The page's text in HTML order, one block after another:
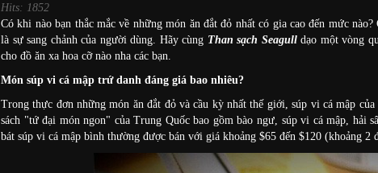
Hits: 1852
Có khi nào bạn thắc mắc về những món ăn đắt đỏ nhất có gia cao đến mức
là sự sang chảnh của người dùng. Hãy cùng Than sạch Seagulldạo một vòng
cho đồ ăn xa hoa cỡ nào nha các bạn.
Món súp vi cá mập trứ danh đáng giá bao nhiêu?
Trong thực đơn những món ăn đắt đỏ và cầu kỳ nhất thế giới, súp vi cá mập
sách "tứ đại món ngon" của Trung Quốc bao gồm bào ngư, súp vi cá mập, hải
bát súp vi cá mập bình thường được bán với giá khoảng $65 đến $120 (khoảng 2